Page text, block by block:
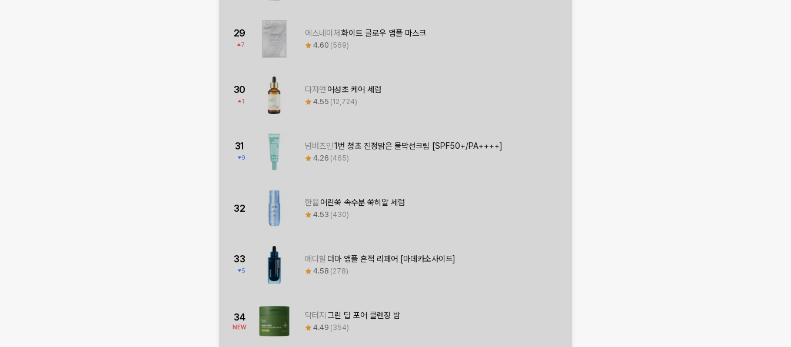
29
7
에스네이처 화이트 글로우 앰플 마스크
4.60 569
30
1
다자연 어성초 케어 세럼
4.55 12,724
31
9
넘버즈인1번 청초 진정맑은 물막선크림 [SPF50+/PA++++]
4.26 465
32
한율어린쑥 속수분 쑥히알 세럼
4.53 430
33
5
메디힐 더마 앰플 흔적 리페어 [마데카소사이드]
4.58 278
34
NEW
닥터지 그린 딥 포어 클렌징 밤
4.49 354